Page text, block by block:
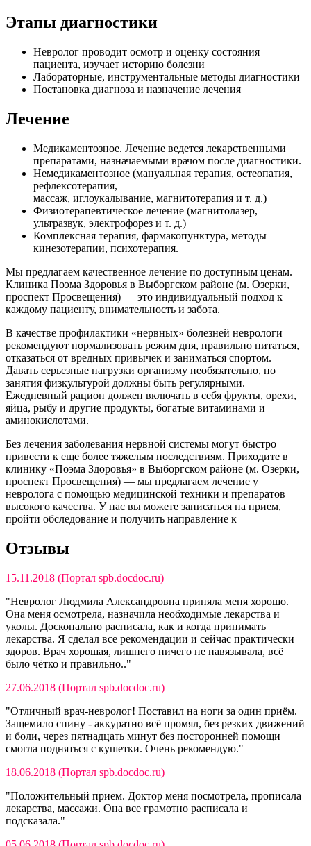
Этапы диагностики
Невролог проводит осмотр и оценку состояния
пациента, изучает историю болезни
Лабораторные, инструментальные методы диагностики
Постановка диагноза и назначение лечения
Лечение
Медикаментозное. Лечение ведется лекарственными
препаратами, назначаемыми врачом после диагностики.
Немедикаментозное (мануальная терапия, остеопатия,
рефлексотерапия,
массаж, иглоукалывание, магнитотерапия и т. д.)
Физиотерапевтическое лечение (магнитолазер,
ультразвук, электрофорез и т. д.)
Комплексная терапия, фармакопунктура, методы
кинезотерапии, психотерапия.
Мы предлагаем качественное лечение по доступным ценам.
Клиника Поэма Здоровья в Выборгском районе (м. Озерки,
проспект Просвещения) — это индивидуальный подход к
каждому пациенту, внимательность и забота.
В качестве профилактики «нервных» болезней неврологи
рекомендуют нормализовать режим дня, правильно питаться,
отказаться от вредных привычек и заниматься спортом.
Давать серьезные нагрузки организму необязательно, но
занятия физкультурой должны быть регулярными.
Ежедневный рацион должен включать в себя фрукты, орехи,
яйца, рыбу и другие продукты, богатые витаминами и
аминокислотами.
Без лечения заболевания нервной системы могут быстро
привести к еще более тяжелым последствиям. Приходите в
клинику «Поэма Здоровья» в Выборгском районе (м. Озерки,
проспект Просвещения) — мы предлагаем лечение у
невролога с помощью медицинской техники и препаратов
высокого качества. У нас вы можете записаться на прием,
пройти обследование и получить направление к
Отзывы
15.11.2018 (Портал spb.docdoc.ru)
"Невролог Людмила Александровна приняла меня хорошо.
Она меня осмотрела, назначила необходимые лекарства и
уколы. Досконально расписала, как и когда принимать
лекарства. Я сделал все рекомендации и сейчас практически
здоров. Врач хорошая, лишнего ничего не навязывала, всё
было чётко и правильно.."
27.06.2018 (Портал spb.docdoc.ru)
"Отличный врач-невролог! Поставил на ноги за один приём.
Защемило спину - аккуратно всё промял, без резких движений
и боли, через пятнадцать минут без посторонней помощи
смогла подняться с кушетки. Очень рекомендую."
18.06.2018 (Портал spb.docdoc.ru)
"Положительный прием. Доктор меня посмотрела, прописала
лекарства, массажи. Она все грамотно расписала и
подсказала."